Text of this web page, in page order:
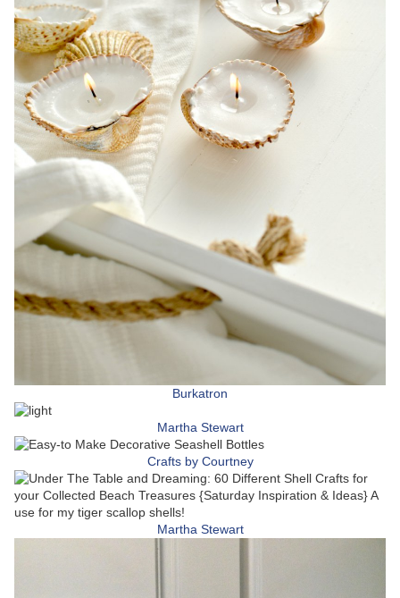
Burkatron
Martha Stewart
Crafts by Courtney
Martha Stewart